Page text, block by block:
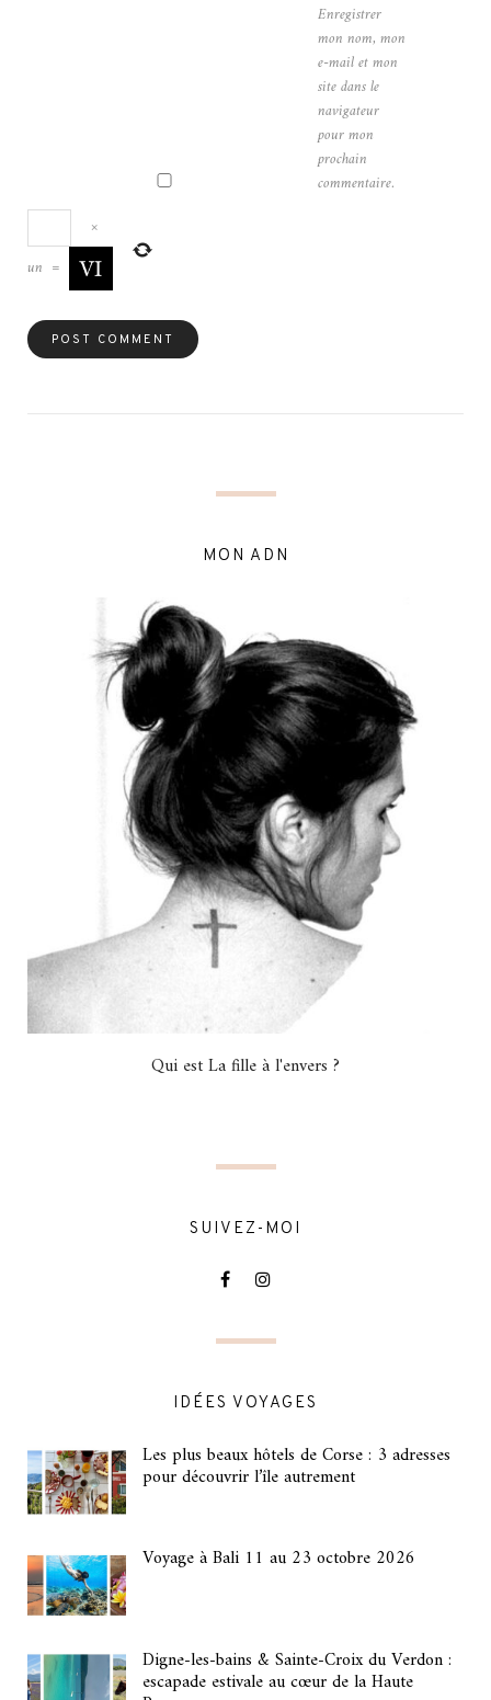
Enregistrer
mon nom, mon
e-mail et mon
site dans le
navigateur
pour mon
prochain
commentaire.
×
un =
MON ADN
Qui est La fille à l'envers ?
SUIVEZ-MOI
IDÉES VOYAGES
Les plus beaux hôtels de Corse : 3 adresses
pour découvrir l’île autrement
Voyage à Bali 11 au 23 octobre 2026
Digne-les-bains & Sainte-Croix du Verdon :
escapade estivale au cœur de la Haute